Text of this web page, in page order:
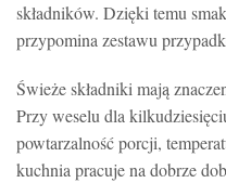
składników. Dzięki temu
przypomina zestawu
Świeże składniki mają
Przy weselu dla
powtarzalność porcji,
kuchnia pracuje na dobrze